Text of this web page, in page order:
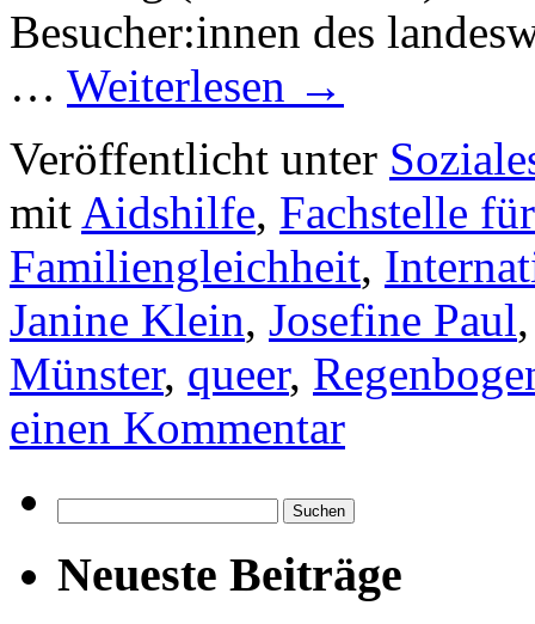
Besucher:innen des
… Weiterlesen →
Veröffentlicht unter
mit Aidshilfe, Fachstelle
Familiengleichheit,
Janine Klein, Josefine Paul
Münster, queer,
einen Kommentar
nach:
Neueste Beiträge